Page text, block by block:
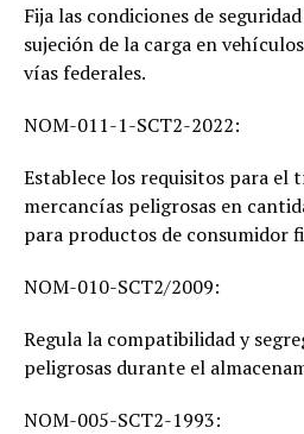
Fija las condiciones de
sujeción de la carga en
vías federales.
NOM-011-1-SCT2-2022:
Establece los requisitos para el
mercancías peligrosas en
para productos de consumidor
NOM-010-SCT2/2009:
Regula la compatibilidad y
peligrosas durante el
NOM-005-SCT2-1993: